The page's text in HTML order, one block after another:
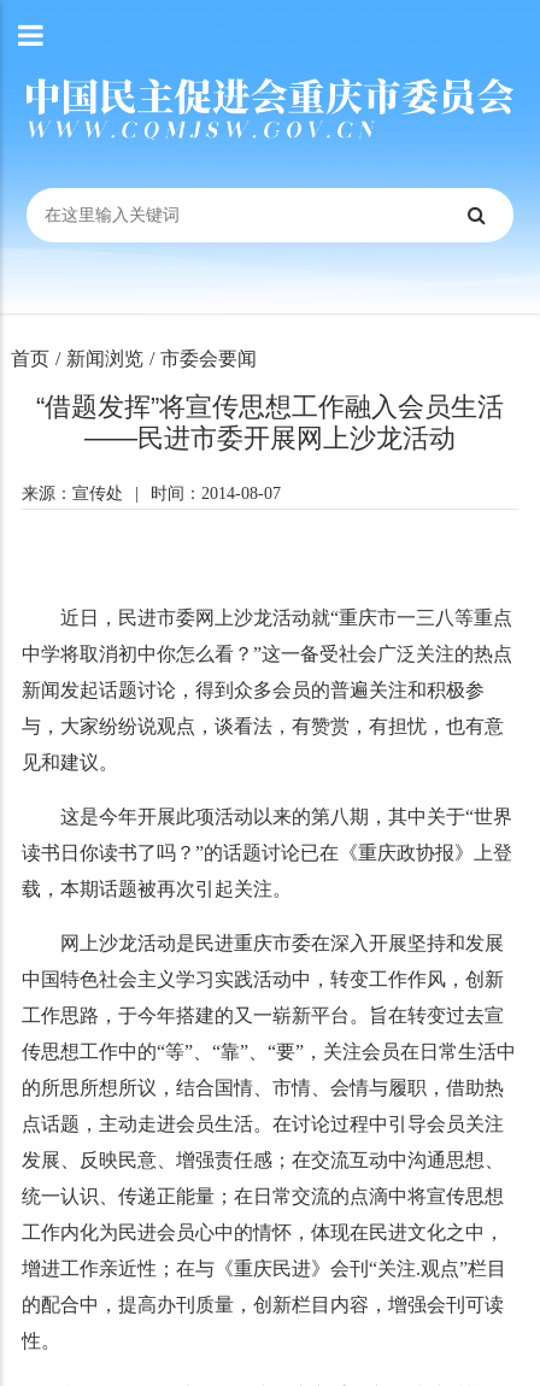
首页 / 新闻浏览 / 市委会要闻
“借题发挥”将宣传思想工作融入会员生活
——民进市委开展网上沙龙活动
来源：宣传处 时间：2014-08-07
近日，民进市委网上沙龙活动就“重庆市一三八等重点
中学将取消初中你怎么看？”这一备受社会广泛关注的热点
新闻发起话题讨论，得到众多会员的普遍关注和积极参
与，大家纷纷说观点，谈看法，有赞赏，有担忧，也有意
见和建议。
这是今年开展此项活动以来的第八期，其中关于“世界
读书日你读书了吗？”的话题讨论已在《重庆政协报》上登
载，本期话题被再次引起关注。
网上沙龙活动是民进重庆市委在深入开展坚持和发展
中国特色社会主义学习实践活动中，转变工作作风，创新
工作思路，于今年搭建的又一崭新平台。旨在转变过去宣
传思想工作中的“等”、“靠”、“要”，关注会员在日常生活中
的所思所想所议，结合国情、市情、会情与履职，借助热
点话题，主动走进会员生活。在讨论过程中引导会员关注
发展、反映民意、增强责任感；在交流互动中沟通思想、
统一认识、传递正能量；在日常交流的点滴中将宣传思想
工作内化为民进会员心中的情怀，体现在民进文化之中，
增进工作亲近性；在与《重庆民进》会刊“关注.观点”栏目
的配合中，提高办刊质量，创新栏目内容，增强会刊可读
性。